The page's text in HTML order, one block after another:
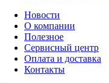
Новости
О компании
Полезное
Сервисный центр
Оплата и доставка
Контакты